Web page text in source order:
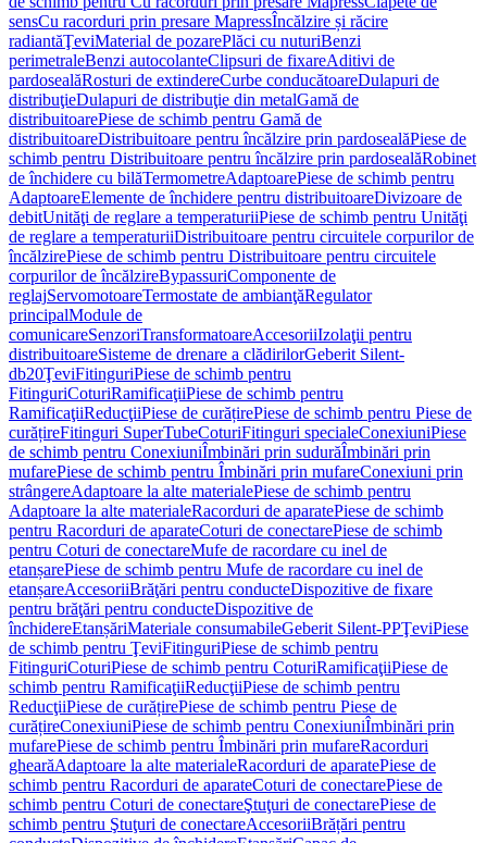
sensCu racorduri prin presare MapressÎncălzire și răcire
radiantăŢeviMaterial de pozarePlăci cu nuturiBenzi
perimetraleBenzi autocolanteClipsuri de fixareAditivi de
pardosealăRosturi de extindereCurbe conducătoareDulapuri de
distribuţieDulapuri de distribuţie din metalGamă de
distribuitoarePiese de schimb pentru Gamă de
distribuitoareDistribuitoare pentru încălzire prin pardosealăPiese de
schimb pentru Distribuitoare pentru încălzire prin pardosealăRobinet
de închidere cu bilăTermometreAdaptoarePiese de schimb pentru
AdaptoareElemente de închidere pentru distribuitoareDivizoare de
debitUnităţi de reglare a temperaturiiPiese de schimb pentru Unităţi
de reglare a temperaturiiDistribuitoare pentru circuitele corpurilor de
încălzirePiese de schimb pentru Distribuitoare pentru circuitele
corpurilor de încălzireBypassuriComponente de
reglajServomotoareTermostate de ambianţăRegulator
principalModule de
comunicareSenzoriTransformatoareAccesoriiIzolaţii pentru
distribuitoareSisteme de drenare a clădirilorGeberit Silent-
db20ŢeviFitinguriPiese de schimb pentru
FitinguriCoturiRamificaţiiPiese de schimb pentru
RamificaţiiReducţiiPiese de curățirePiese de schimb pentru Piese de
curățireFitinguri SuperTubeCoturiFitinguri specialeConexiuniPiese
de schimb pentru ConexiuniÎmbinări prin sudurăÎmbinări prin
mufarePiese de schimb pentru Îmbinări prin mufareConexiuni prin
strângereAdaptoare la alte materialePiese de schimb pentru
Adaptoare la alte materialeRacorduri de aparatePiese de schimb
pentru Racorduri de aparateCoturi de conectarePiese de schimb
pentru Coturi de conectareMufe de racordare cu inel de
etanșarePiese de schimb pentru Mufe de racordare cu inel de
etanșareAccesoriiBrăţări pentru conducteDispozitive de fixare
pentru brăţări pentru conducteDispozitive de
închidereEtanșăriMateriale consumabileGeberit Silent-PPŢeviPiese
de schimb pentru ŢeviFitinguriPiese de schimb pentru
FitinguriCoturiPiese de schimb pentru CoturiRamificaţiiPiese de
schimb pentru RamificaţiiReducţiiPiese de schimb pentru
ReducţiiPiese de curățirePiese de schimb pentru Piese de
curățireConexiuniPiese de schimb pentru ConexiuniÎmbinări prin
mufarePiese de schimb pentru Îmbinări prin mufareRacorduri
ghearăAdaptoare la alte materialeRacorduri de aparatePiese de
schimb pentru Racorduri de aparateCoturi de conectarePiese de
schimb pentru Coturi de conectareŞtuţuri de conectarePiese de
schimb pentru Ştuţuri de conectareAccesoriiBrățări pentru